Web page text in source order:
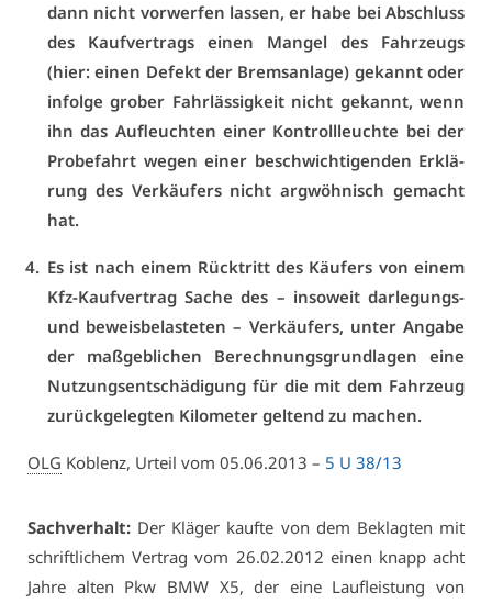
dann nicht vor­wer­fen las­sen, er ha­be bei Ab­schluss
des Kauf­ver­trags ei­nen Man­gel des Fahr­zeugs
(hier: ei­nen De­fekt der Brems­an­la­ge) ge­kannt oder
in­fol­ge gro­ber Fahr­läs­sig­keit nicht ge­kannt, wenn
ihn das Auf­leuch­ten ei­ner Kon­troll­leuch­te bei der
Pro­be­fahrt we­gen ei­ner be­schwich­ti­gen­den Er­klä­
rung des Ver­käu­fers nicht arg­wöh­nisch ge­macht
hat.
Es ist nach ei­nem Rück­tritt des Käu­fers von ei­nem
Kfz-Kauf­ver­trag Sa­che des – in­so­weit dar­le­gungs-
und be­weis­be­las­te­ten – Ver­käu­fers, un­ter An­ga­be
der maß­geb­li­chen Be­rech­nungs­grund­la­gen ei­ne
Nut­zungs­ent­schä­di­gung für die mit dem Fahr­zeug
zu­rück­ge­leg­ten Ki­lo­me­ter gel­tend zu ma­chen.
OLG Ko­blenz, Ur­teil vom 05.06.2013 – 5 U 38/13
Sach­ver­halt: Der Klä­ger kauf­te von dem Be­klag­ten mit
schrift­li­chem Ver­trag vom 26.02.2012 ei­nen knapp acht
Jah­re al­ten Pkw BMW X5, der ei­ne Lauf­leis­tung von